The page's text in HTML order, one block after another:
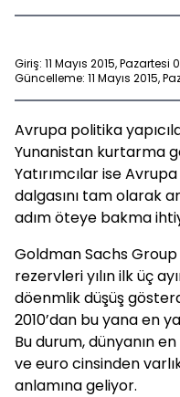
Giriş: 11 Mayıs 2015, Pazartesi
Güncelleme: 11 Mayıs 2015,
Avrupa politika
Yunanistan kurtarma
Yatırımcılar ise
dalgasını tam olarak
adım öteye bakma
Goldman Sachs Group
rezervleri yılın ilk üç
döenmlik düşüş
2010’dan bu yana en
Bu durum, dünyanın
ve euro cinsinden
anlamına geliyor.